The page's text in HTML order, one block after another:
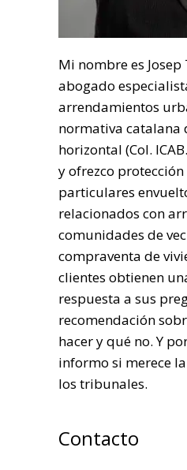
Mi nombre es Josep
abogado
arrendamientos
normativa catalana
horizontal (Col.
y ofrezco
particulares
relacionados con
comunidades de
compraventa de
clientes obtienen
respuesta a sus
recomendación
hacer y qué no. Y
informo si merece
los tribunales.
Contacto